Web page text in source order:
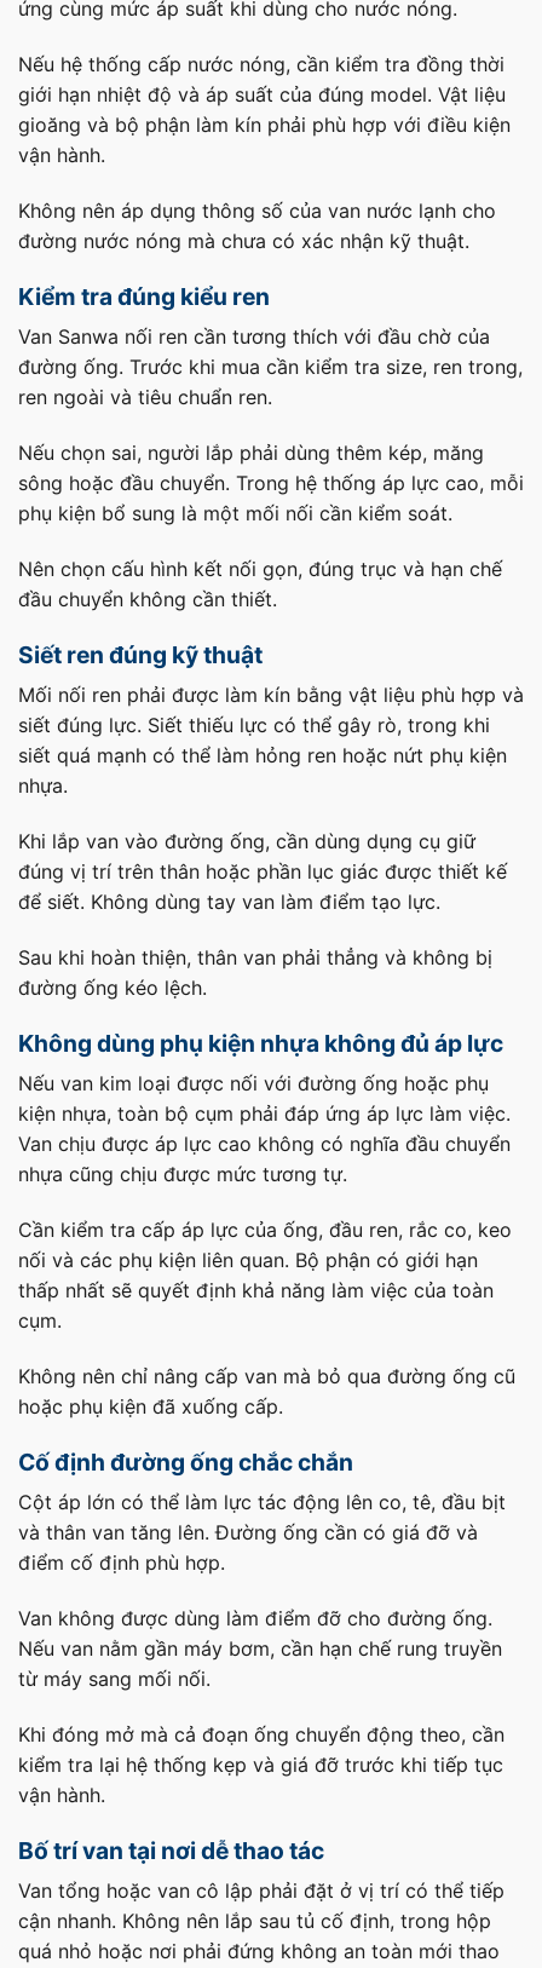
ứng cùng mức áp suất khi dùng cho nước nóng.
Nếu hệ thống cấp nước nóng, cần kiểm tra đồng thời
giới hạn nhiệt độ và áp suất của đúng model. Vật liệu
gioăng và bộ phận làm kín phải phù hợp với điều kiện
vận hành.
Không nên áp dụng thông số của van nước lạnh cho
đường nước nóng mà chưa có xác nhận kỹ thuật.
Kiểm tra đúng kiểu ren
Van Sanwa nối ren cần tương thích với đầu chờ của
đường ống. Trước khi mua cần kiểm tra size, ren trong,
ren ngoài và tiêu chuẩn ren.
Nếu chọn sai, người lắp phải dùng thêm kép, măng
sông hoặc đầu chuyển. Trong hệ thống áp lực cao, mỗi
phụ kiện bổ sung là một mối nối cần kiểm soát.
Nên chọn cấu hình kết nối gọn, đúng trục và hạn chế
đầu chuyển không cần thiết.
Siết ren đúng kỹ thuật
Mối nối ren phải được làm kín bằng vật liệu phù hợp và
siết đúng lực. Siết thiếu lực có thể gây rò, trong khi
siết quá mạnh có thể làm hỏng ren hoặc nứt phụ kiện
nhựa.
Khi lắp van vào đường ống, cần dùng dụng cụ giữ
đúng vị trí trên thân hoặc phần lục giác được thiết kế
để siết. Không dùng tay van làm điểm tạo lực.
Sau khi hoàn thiện, thân van phải thẳng và không bị
đường ống kéo lệch.
Không dùng phụ kiện nhựa không đủ áp lực
Nếu van kim loại được nối với đường ống hoặc phụ
kiện nhựa, toàn bộ cụm phải đáp ứng áp lực làm việc.
Van chịu được áp lực cao không có nghĩa đầu chuyển
nhựa cũng chịu được mức tương tự.
Cần kiểm tra cấp áp lực của ống, đầu ren, rắc co, keo
nối và các phụ kiện liên quan. Bộ phận có giới hạn
thấp nhất sẽ quyết định khả năng làm việc của toàn
cụm.
Không nên chỉ nâng cấp van mà bỏ qua đường ống cũ
hoặc phụ kiện đã xuống cấp.
Cố định đường ống chắc chắn
Cột áp lớn có thể làm lực tác động lên co, tê, đầu bịt
và thân van tăng lên. Đường ống cần có giá đỡ và
điểm cố định phù hợp.
Van không được dùng làm điểm đỡ cho đường ống.
Nếu van nằm gần máy bơm, cần hạn chế rung truyền
từ máy sang mối nối.
Khi đóng mở mà cả đoạn ống chuyển động theo, cần
kiểm tra lại hệ thống kẹp và giá đỡ trước khi tiếp tục
vận hành.
Bố trí van tại nơi dễ thao tác
Van tổng hoặc van cô lập phải đặt ở vị trí có thể tiếp
cận nhanh. Không nên lắp sau tủ cố định, trong hộp
quá nhỏ hoặc nơi phải đứng không an toàn mới thao